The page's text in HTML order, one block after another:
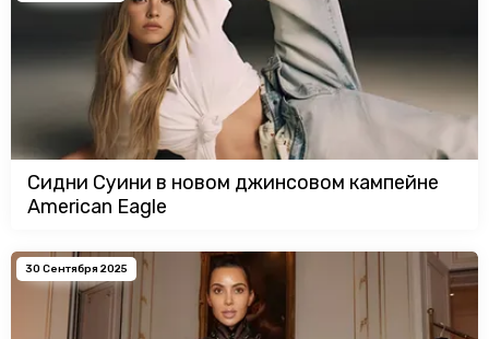
Сидни Суини в новом джинсовом кампейне
American Eagle
30 Сентября 2025